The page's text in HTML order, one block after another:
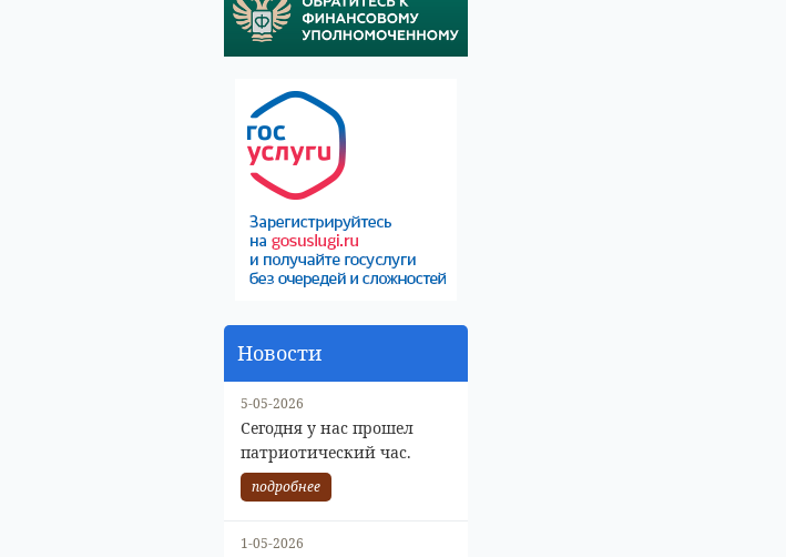
Новости
5-05-2026
Сегодня у нас прошел
патриотический час.
подробнее
1-05-2026